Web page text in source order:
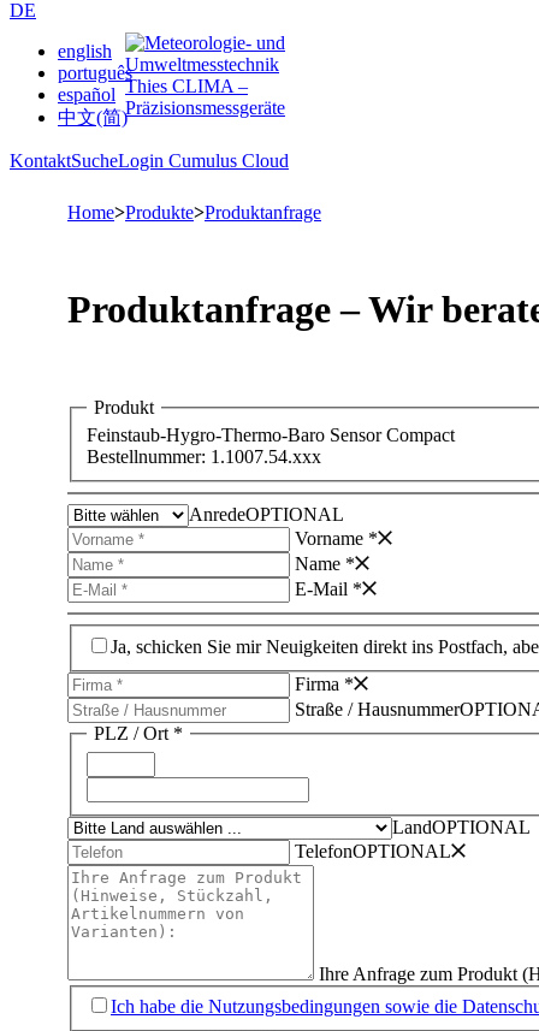
DE
english
português
español
中文(简)
KontaktSucheLogin Cumulus Cloud
Home>Produkte>Produktanfrage
Produktanfrage – Wir
Produkt
Feinstaub-Hygro-Thermo-Baro Sensor Compact
Bestellnummer: 1.1007.54.xxx
AnredeOPTIONAL
Vorname *
Name *
E-Mail *
Ja, schicken Sie mir Neuigkeiten direkt ins Postfach,
Firma *
Straße /­ Hausnummer
PLZ /­ Ort *
LandOPTIONAL
TelefonOPTIONAL
Ihre Anfrage zum Produkt
Ich habe die Nutzungsbedingungen sowie die